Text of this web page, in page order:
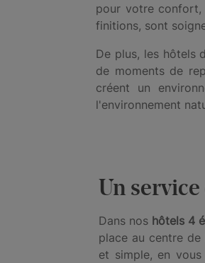
pour votre confort,
finitions, sont
De plus, les hôtels
de moments de
créent un
l'environnement
Un
Dans nos hôtels 4
place au centre
et simple, en